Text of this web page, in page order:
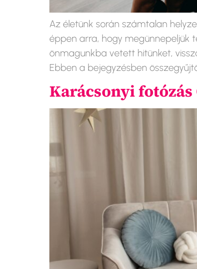
Az életünk során számtalan
éppen arra, hogy megünnepeljük
önmagunkba vetett hitünket,
Ebben a bejegyzésben
Karácsonyi